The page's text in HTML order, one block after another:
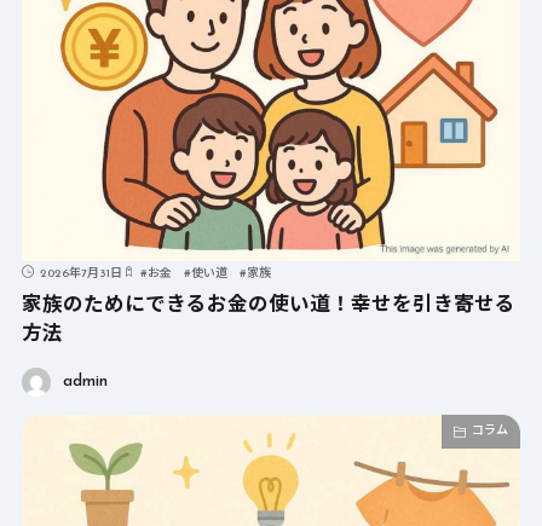
2026年7月31日 #お金 #使い道 #家族
家族のためにできるお金の使い道！幸せを引き寄せる
方法
admin
コラム